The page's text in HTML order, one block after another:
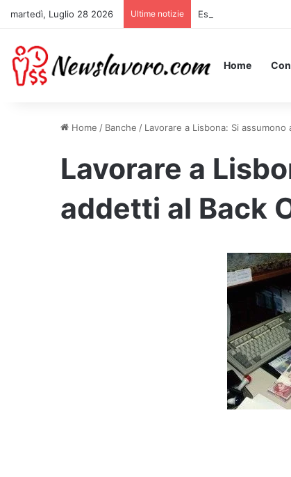
martedì, Luglio 28 2026 Ultime notizie Essere Pagati per
Home
Home / Banche / Lavorare a Lisbona: Si
Lavorare a
addetti al Back